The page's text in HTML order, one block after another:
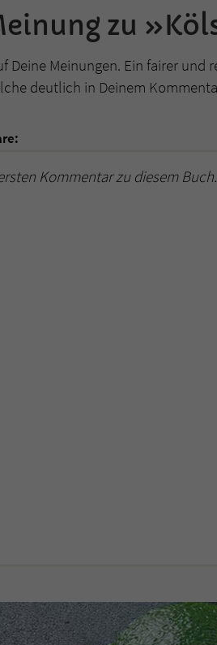
zu
Deine Meinungen. Ein fairer
deutlich in Deinem
Kommentar zu diesem Buch.